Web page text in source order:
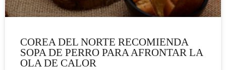
COREA DEL NORTE RECOMIENDA
SOPA DE PERRO PARA AFRONTAR LA
OLA DE CALOR